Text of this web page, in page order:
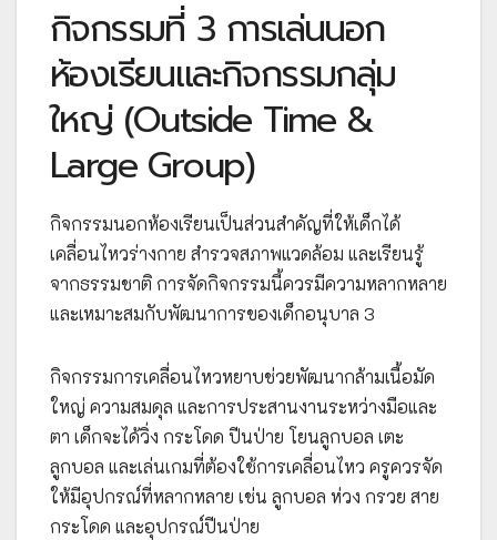
กิจกรรมที่ 3 การเล่นนอก
ห้องเรียนและกิจกรรมกลุ่ม
ใหญ่ (Outside Time &
Large Group)
กิจกรรมนอกห้องเรียนเป็นส่วนสำคัญที่ให้เด็กได้
เคลื่อนไหวร่างกาย สำรวจสภาพแวดล้อม และเรียนรู้
จากธรรมชาติ การจัดกิจกรรมนี้ควรมีความหลากหลาย
และเหมาะสมกับพัฒนาการของเด็กอนุบาล 3
กิจกรรมการเคลื่อนไหวหยาบช่วยพัฒนากล้ามเนื้อมัด
ใหญ่ ความสมดุล และการประสานงานระหว่างมือและ
ตา เด็กจะได้วิ่ง กระโดด ปีนป่าย โยนลูกบอล เตะ
ลูกบอล และเล่นเกมที่ต้องใช้การเคลื่อนไหว ครูควรจัด
ให้มีอุปกรณ์ที่หลากหลาย เช่น ลูกบอล ห่วง กรวย สาย
กระโดด และอุปกรณ์ปีนป่าย